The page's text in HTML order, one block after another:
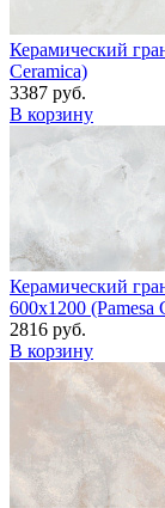
Керамический
Ceramica)
3387 руб.
В корзину
Керамический
600x1200 (Pamesa
2816 руб.
В корзину